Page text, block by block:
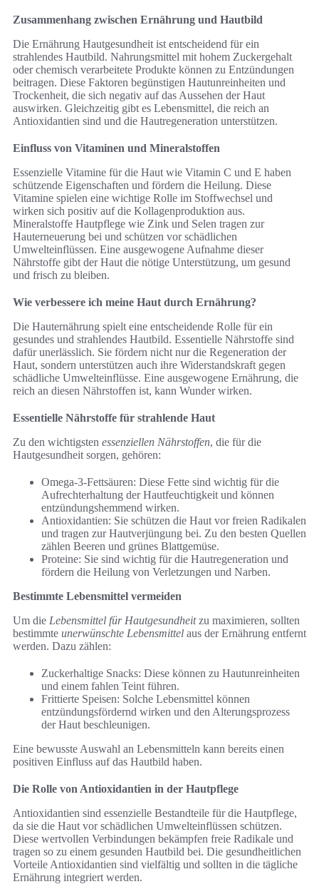
Zusammenhang zwischen Ernährung und Hautbild
Die Ernährung Hautgesundheit ist entscheidend für ein
strahlendes Hautbild. Nahrungsmittel mit hohem Zuckergehalt
oder chemisch verarbeitete Produkte können zu Entzündungen
beitragen. Diese Faktoren begünstigen Hautunreinheiten und
Trockenheit, die sich negativ auf das Aussehen der Haut
auswirken. Gleichzeitig gibt es Lebensmittel, die reich an
Antioxidantien sind und die Hautregeneration unterstützen.
Einfluss von Vitaminen und Mineralstoffen
Essenzielle Vitamine für die Haut wie Vitamin C und E haben
schützende Eigenschaften und fördern die Heilung. Diese
Vitamine spielen eine wichtige Rolle im Stoffwechsel und
wirken sich positiv auf die Kollagenproduktion aus.
Mineralstoffe Hautpflege wie Zink und Selen tragen zur
Hauterneuerung bei und schützen vor schädlichen
Umwelteinflüssen. Eine ausgewogene Aufnahme dieser
Nährstoffe gibt der Haut die nötige Unterstützung, um gesund
und frisch zu bleiben.
Wie verbessere ich meine Haut durch Ernährung?
Die Hauternährung spielt eine entscheidende Rolle für ein
gesundes und strahlendes Hautbild. Essentielle Nährstoffe sind
dafür unerlässlich. Sie fördern nicht nur die Regeneration der
Haut, sondern unterstützen auch ihre Widerstandskraft gegen
schädliche Umwelteinflüsse. Eine ausgewogene Ernährung, die
reich an diesen Nährstoffen ist, kann Wunder wirken.
Essentielle Nährstoffe für strahlende Haut
Zu den wichtigsten essenziellen Nährstoffen, die für die
Hautgesundheit sorgen, gehören:
Omega-3-Fettsäuren: Diese Fette sind wichtig für die
Aufrechterhaltung der Hautfeuchtigkeit und können
entzündungshemmend wirken.
Antioxidantien: Sie schützen die Haut vor freien Radikalen
und tragen zur Hautverjüngung bei. Zu den besten Quellen
zählen Beeren und grünes Blattgemüse.
Proteine: Sie sind wichtig für die Hautregeneration und
fördern die Heilung von Verletzungen und Narben.
Bestimmte Lebensmittel vermeiden
Um die Lebensmittel für Hautgesundheitzu maximieren, sollten
bestimmte unerwünschte Lebensmittel aus der Ernährung entfernt
werden. Dazu zählen:
Zuckerhaltige Snacks: Diese können zu Hautunreinheiten
und einem fahlen Teint führen.
Frittierte Speisen: Solche Lebensmittel können
entzündungsfördernd wirken und den Alterungsprozess
der Haut beschleunigen.
Eine bewusste Auswahl an Lebensmitteln kann bereits einen
positiven Einfluss auf das Hautbild haben.
Die Rolle von Antioxidantien in der Hautpflege
Antioxidantien sind essenzielle Bestandteile für die Hautpflege,
da sie die Haut vor schädlichen Umwelteinflüssen schützen.
Diese wertvollen Verbindungen bekämpfen freie Radikale und
tragen so zu einem gesunden Hautbild bei. Die gesundheitlichen
Vorteile Antioxidantien sind vielfältig und sollten in die tägliche
Ernährung integriert werden.